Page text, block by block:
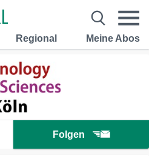
Regional Meine Abos
Folgen